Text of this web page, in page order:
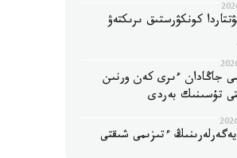
كونكۋرستىق ىرىكتەۋ
جاڭادان ءىرى كەن ورنىن
تۇسىنىك بەردى
ءتىزىمى شىقتى